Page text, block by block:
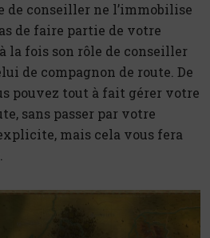
de conseiller ne l’immobilise
de faire partie de votre
la fois son rôle de conseiller
de compagnon de route. De
pouvez tout à fait gérer votre
sans passer par votre
mais cela vous fera